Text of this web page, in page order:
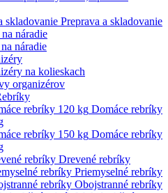
Preprava a skladovanie
náradie
náradie
na kolieskach
organizérov
Domáce rebríky
Domáce rebríky
Drevené rebríky
Priemyselné rebríky
Obojstranné rebríky